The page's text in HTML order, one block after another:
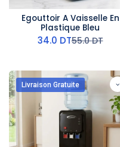
Egouttoir A Vaisselle En
Plastique Bleu
34.0 DT55.0DT
Livraison Gratuite